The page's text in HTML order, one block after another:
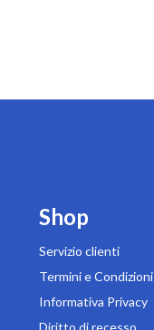
Shop
Servizio clienti
Termini e Condizioni
Informativa Privacy
Diritto di recesso